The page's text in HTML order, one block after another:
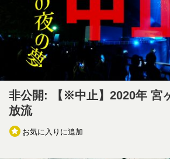
非公開: 【※中止】2020年 宮
放流
お気に入りに追加